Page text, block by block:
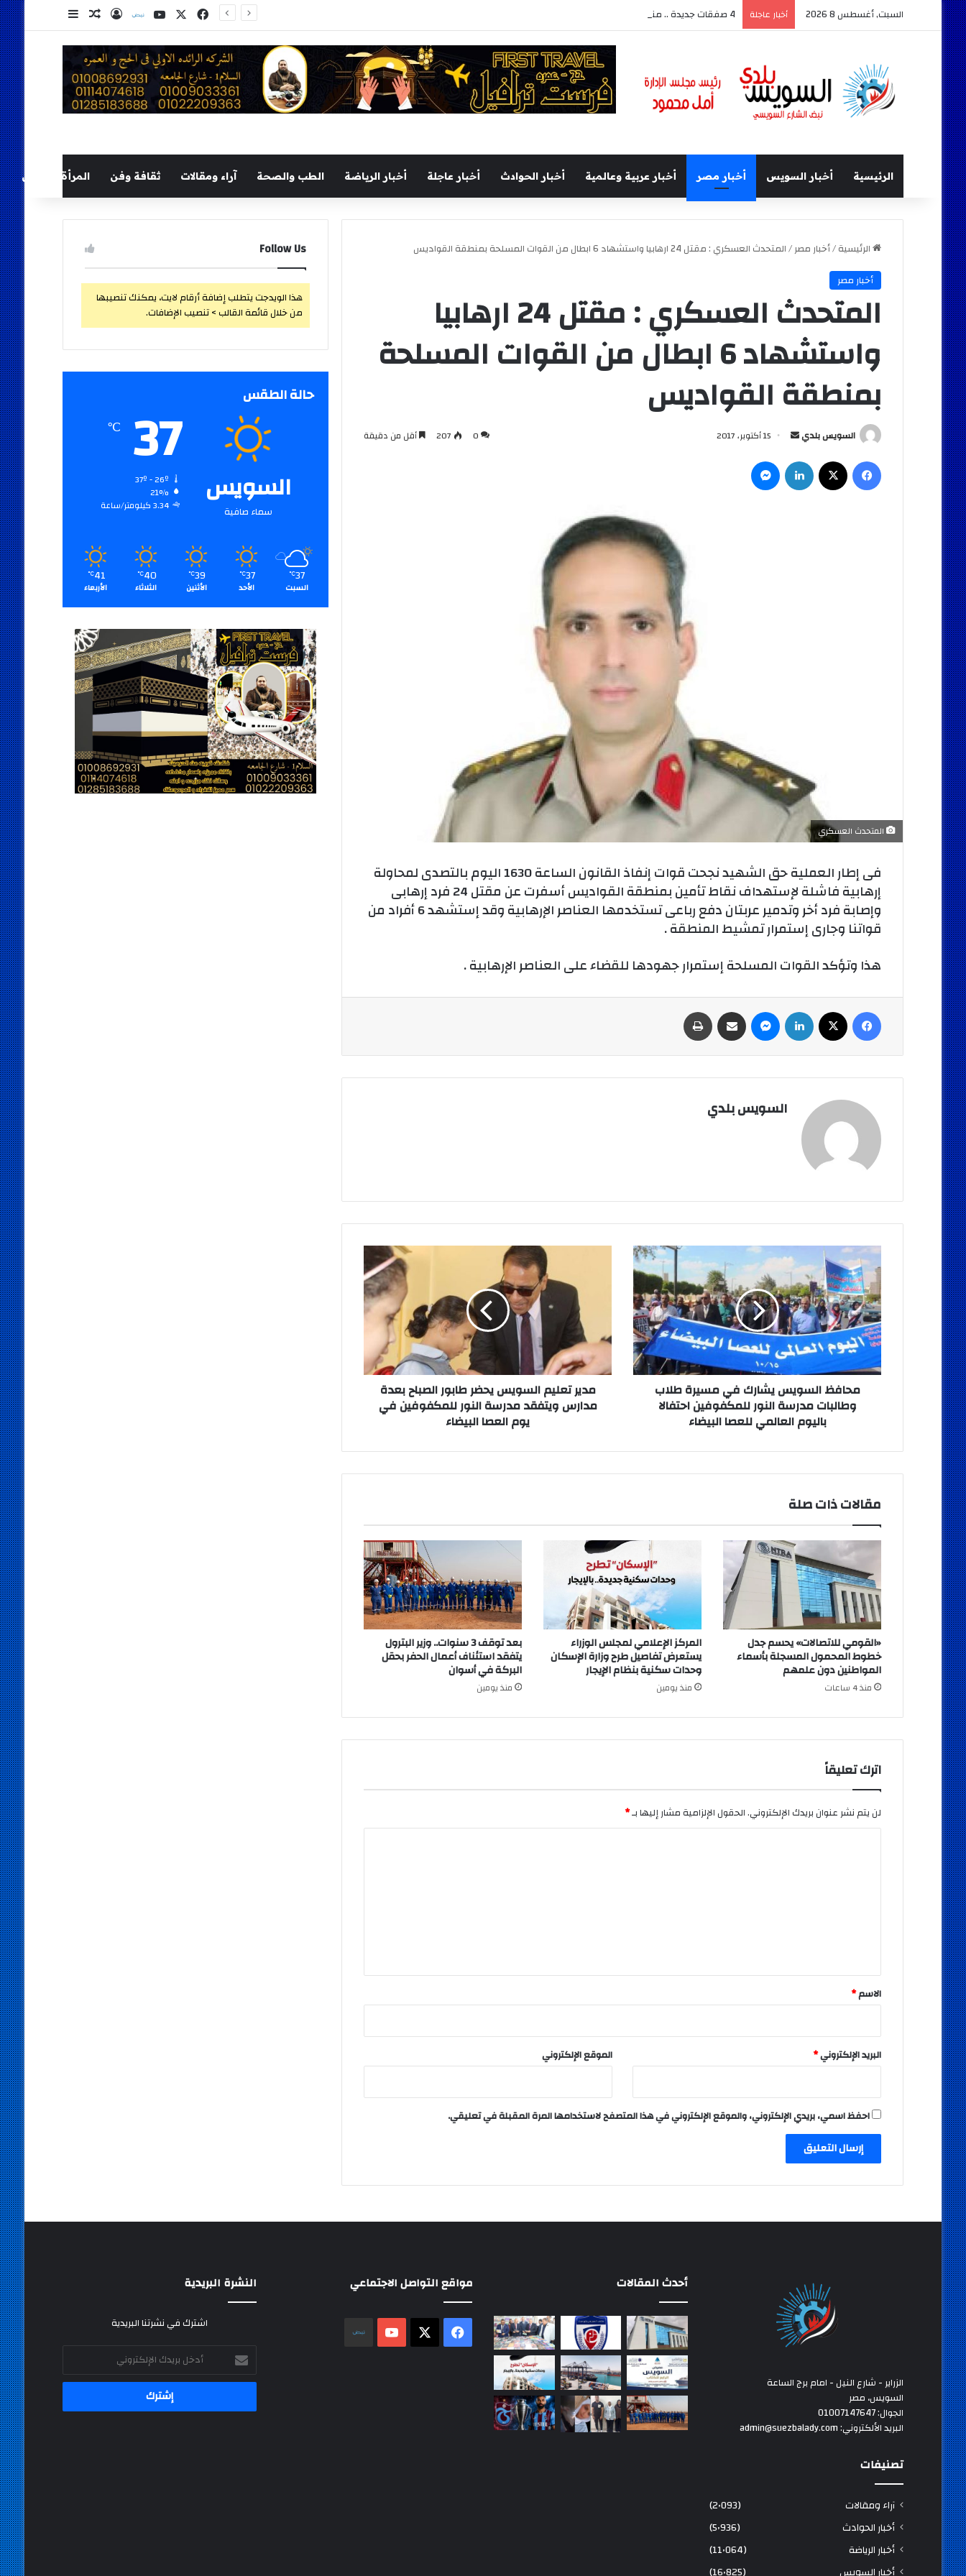
السبت, أغسطس 8 2026 أخبار عاجلة 4 صفقات جديدة .. منتخب السويس بتروجت يستعد بقوة للموسم الجديد بقيادة سيد عيد فيسبوك
‫X
‫YouTube
نلضتسجيل الدخول
مقال عشوائي
إضافة عمود
الرئيسية أخبار السويس أخبار مصر أخبار عربية وعالمية أخبار الحوادث أخبار عاجلة أخبار الرياضة الطب والصحة آراء ومقالات ثقافة وفن المرأة والطفل
الرئيسية/أخبار مصر/المتحدث العسكري : مقتل 24 ارهابيا واستشهاد 6 ابطال من القوات المسلحة بمنطقة القواديس
أخبار مصر
المتحدث العسكري : مقتل 24 ارهابيا
واستشهاد 6 ابطال من القوات المسلحة
بمنطقة القواديس
السويس بلدي
أرسل
إلكترونيا
15 أكتوبر، 2017 0
207 أقل من دقيقة
فيسبوك لينكدإن
المتحدث العسكري
فى إطار العملية حق الشهيد نجحت قوات إنفاذ القانون الساعة 1630 اليوم بالتصدى لمحاولة
إرهابية فاشلة لإستهداف نقاط تأمين بمنطقة القواديس أسفرت عن مقتل 24 فرد إرهابى
وإصابة فرد أخر وتدمير عربتان دفع رباعى تستخدمها العناصر الإرهابية وقد إستشهد 6 أفراد من
قواتنا وجارى إستمرار تمشيط المنطقة .
هذا وتؤكد القوات المسلحة إستمرار جهودها للقضاء على العناصر الإرهابية .
فيسبوك لينكدإن ماسنجر مشاركة عبر البريد
السويس بلدي
محافظ
السويس
يشارك
في
مسيرة
طلاب
وطالبات
مدرسة
النور
للمكفوفين
للعصا
محافظ السويس يشارك في مسيرة طلاب
وطالبات مدرسة النور للمكفوفين احتفالا
باليوم العالمي للعصا البيضاء
بعدة
مدارس
ويتفقد
مدرسة
النور
للمكفوفين
يوم
البيضاء
مدير تعليم السويس يحضر طابور الصباح بعدة
مدارس ويتفقد مدرسة النور للمكفوفين في
يوم العصا البيضاء
مقالات ذات صلة
«القومي للاتصالات» يحسم جدل
خطوط المحمول المسجلة بأسماء
المواطنين دون علمهم
منذ 4 ساعات
المركز الإعلامي لمجلس الوزراء
يستعرض تفاصيل طرح وزارة الإسكان
وحدات سكنية بنظام الإيجار
منذ يومين
بعد توقف 3 سنوات.. وزير البترول
يتفقد استئناف أعمال الحفر بحقل
البركة في أسوان
منذ يومين
اترك تعليقاً
لن يتم نشر عنوان بريدك الإلكتروني.الحقول الإلزامية مشار إليها بـ*
*
الاسم*
البريد الإلكتروني* الموقع الإلكتروني
احفظ اسمي، بريدي الإلكتروني، والموقع الإلكتروني في هذا المتصفح لاستخدامها المرة المقبلة في تعليقي.
Follow Us
هذا الويدجت يتطلب إضافة أرقام لايت، يمكنك تنصيبها
من خلال قائمة القالب > تنصيب الإضافات.
حالة الطقس
السويس
سماء صافية
37
℃
21%
3.34 كيلومتر/ساعة
37
℃
السبت
37
℃
الأحد
39
℃
الأثنين
40
℃
الثلاثاء
41
℃
الأربعاء
الزراير - شارع النيل - امام برج الساعة
السويس، مصر
الجوال: 01007147647
البريد الألكتروني: admin@suezbalady.com
تصنيفات
آراء ومقالات
(2٬093)
أخبار الحوادث
(5٬936)
أخبار الرياضة
(11٬064)
أخبار السويس
(16٬825)
أحدث المقالات مواقع التواصل الاجتماعي
فيسبوك
‫X
‫YouTube
النشرة البريدية
اشترك في نشرتنا البريدية
أدخل
بريدك
الإلكتروني